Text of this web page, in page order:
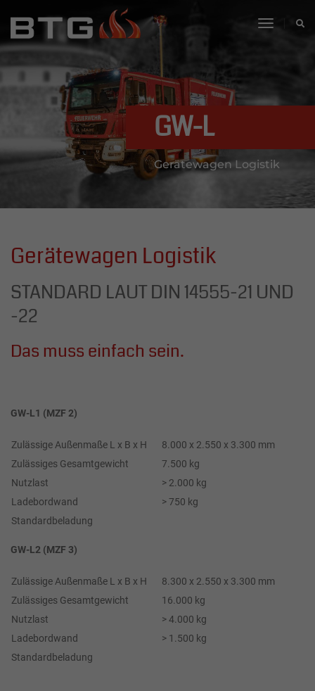
toggle
GW-L
Gerätewagen Logistik
Gerätewagen Logistik
STANDARD LAUT DIN 14555-21 UND
-22
Das muss einfach sein.
GW-L1 (MZF 2)
Zulässige Außenmaße L x B x H
8.000 x 2.550 x 3.300 mm
Zulässiges Gesamtgewicht
7.500 kg
Nutzlast
> 2.000 kg
Ladebordwand
> 750 kg
Standardbeladung
GW-L2 (MZF 3)
Zulässige Außenmaße L x B x H
8.300 x 2.550 x 3.300 mm
Zulässiges Gesamtgewicht
16.000 kg
Nutzlast
> 4.000 kg
Ladebordwand
> 1.500 kg
Standardbeladung